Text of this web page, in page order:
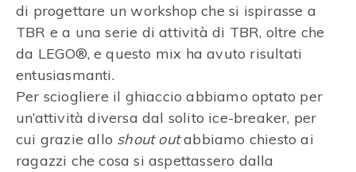
di progettare un workshop che si ispirasse a
TBR e a una serie di attività di TBR, oltre che
da LEGO®, e questo mix ha avuto risultati
entusiasmanti.
Per sciogliere il ghiaccio abbiamo optato per
un’attività diversa dal solito ice-breaker, per
cui grazie allo shout outabbiamo chiesto ai
ragazzi che cosa si aspettassero dalla